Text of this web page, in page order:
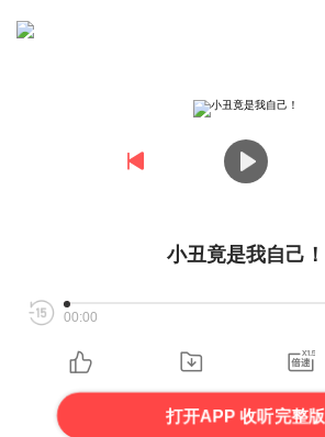
小丑竟是我自己！
00:00
打开APP 收听完整版